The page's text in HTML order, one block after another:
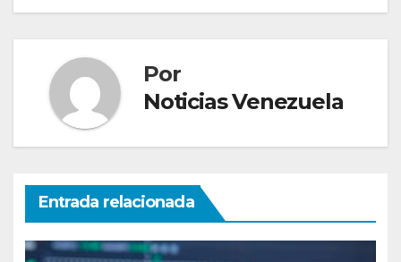
Por
Noticias Venezuela
Entrada relacionada